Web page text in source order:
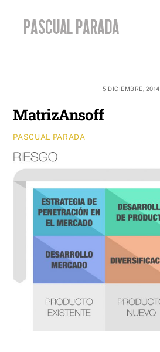
content
5 DICIEMBRE, 2014
MatrizAnsoff
PASCUAL PARADA